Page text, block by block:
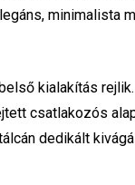
minimalista
kialakítás rejlik.
csatlakozós
dedikált